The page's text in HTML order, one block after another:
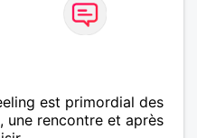
est primordial des
une rencontre et après